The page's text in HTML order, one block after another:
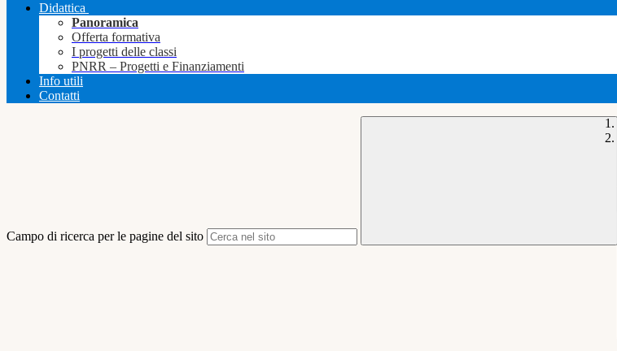
Didattica
Panoramica
Offerta formativa
I progetti delle classi
PNRR – Progetti e Finanziamenti
Info utili
Contatti
Campo di ricerca per le pagine del sito